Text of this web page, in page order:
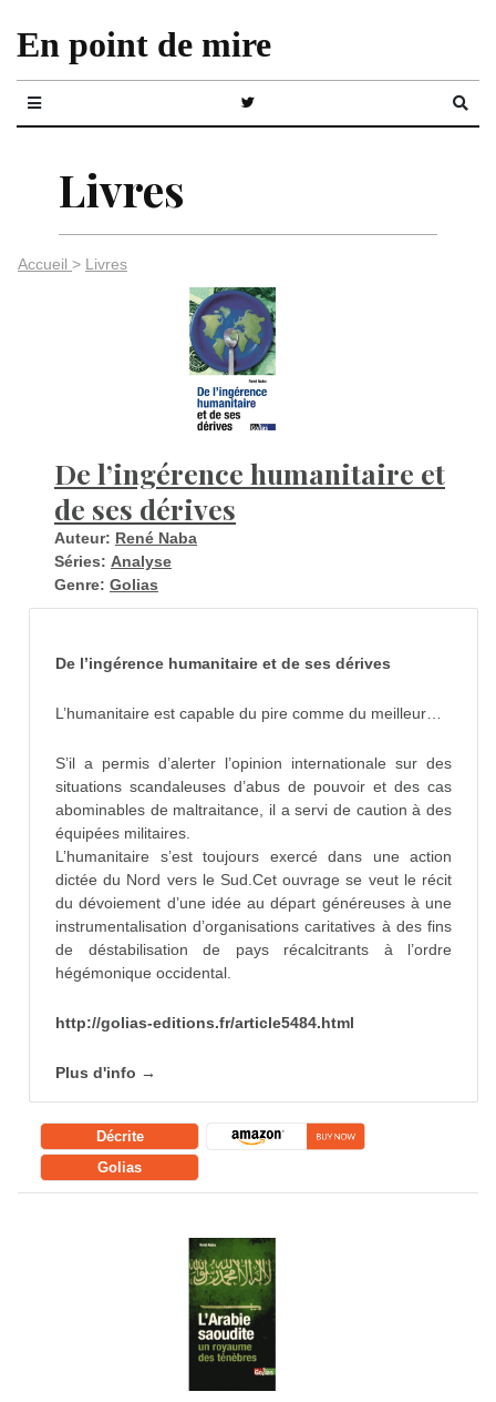
En point de mire
Livres
Accueil > Livres
De l’ingérence humanitaire et
de ses dérives
Auteur: René Naba
Séries: Analyse
Genre: Golias
De l’ingérence humanitaire et de ses dérives
L’humanitaire est capable du pire comme du meilleur…
S’il a permis d’alerter l’opinion internationale sur des
situations scandaleuses d’abus de pouvoir et des cas
abominables de maltraitance, il a servi de caution à des
équipées militaires.
L’humanitaire s’est toujours exercé dans une action
dictée du Nord vers le Sud.Cet ouvrage se veut le récit
du dévoiement d’une idée au départ généreuses à une
instrumentalisation d’organisations caritatives à des fins
de déstabilisation de pays récalcitrants à l’ordre
hégémonique occidental.
http://golias-editions.fr/article5484.html
Plus d'info →
Décrite
Golias